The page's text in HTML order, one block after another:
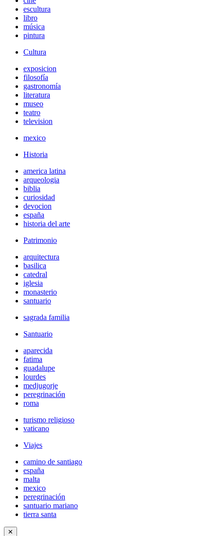
escultura
libro
música
pintura
Cultura
exposicion
filosofía
gastronomía
literatura
museo
teatro
television
mexico
Historia
america latina
arqueologia
biblia
curiosidad
devocion
españa
historia del arte
Patrimonio
arquitectura
basilica
catedral
iglesia
monasterio
santuario
sagrada familia
Santuario
aparecida
fatima
guadalupe
lourdes
medjugorje
peregrinación
roma
turismo religioso
vaticano
Viajes
camino de santiago
españa
malta
mexico
peregrinación
santuario mariano
tierra santa
✕